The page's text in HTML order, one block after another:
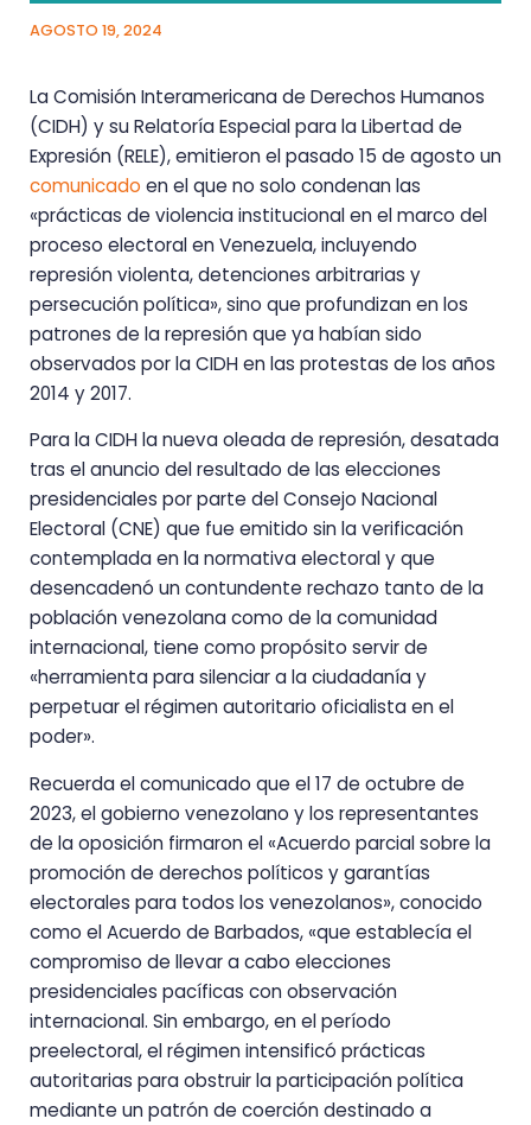
AGOSTO 19, 2024
La Comisión Interamericana de Derechos Humanos
(CIDH) y su Relatoría Especial para la Libertad de
Expresión (RELE), emitieron el pasado 15 de agosto un
comunicado en el que no solo condenan las
«prácticas de violencia institucional en el marco del
proceso electoral en Venezuela, incluyendo
represión violenta, detenciones arbitrarias y
persecución política», sino que profundizan en los
patrones de la represión que ya habían sido
observados por la CIDH en las protestas de los años
2014 y 2017.
Para la CIDH la nueva oleada de represión, desatada
tras el anuncio del resultado de las elecciones
presidenciales por parte del Consejo Nacional
Electoral (CNE) que fue emitido sin la verificación
contemplada en la normativa electoral y que
desencadenó un contundente rechazo tanto de la
población venezolana como de la comunidad
internacional, tiene como propósito servir de
«herramienta para silenciar a la ciudadanía y
perpetuar el régimen autoritario oficialista en el
poder».
Recuerda el comunicado que el 17 de octubre de
2023, el gobierno venezolano y los representantes
de la oposición firmaron el «Acuerdo parcial sobre la
promoción de derechos políticos y garantías
electorales para todos los venezolanos», conocido
como el Acuerdo de Barbados, «que establecía el
compromiso de llevar a cabo elecciones
presidenciales pacíficas con observación
internacional. Sin embargo, en el período
preelectoral, el régimen intensificó prácticas
autoritarias para obstruir la participación política
mediante un patrón de coerción destinado a